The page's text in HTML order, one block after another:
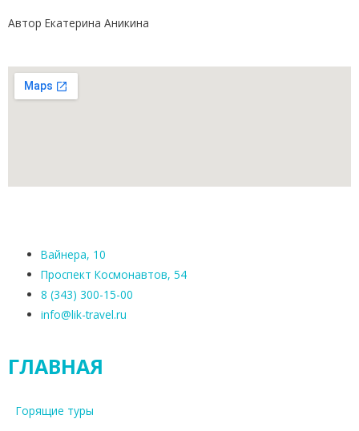
Автор Екатерина Аникина
Вайнера, 10
Проспект Космонавтов, 54
8 (343) 300-15-00
info@lik-travel.ru
ГЛАВНАЯ
Горящие туры